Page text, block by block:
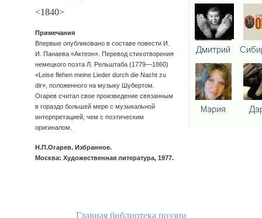
<1840>
Примечания
Впервые опубликовано в составе повести И.
И. Панаева «Актеон». Перевод стихотворения
немецкого поэта Л. Рельштаба (1779—1860)
«Leise flehen meine Lieder durch die Nacht zu
dir», положенного на музыку Шубертом.
Огарев считал свое произведение связанным
в гораздо большей мере с музыкальной
интерпретацией, чем с поэтическим
оригиналом.
Н.П.Огарев. Избранное.
Москва: Художественная литература, 1977.
Главная библиотека поэзии